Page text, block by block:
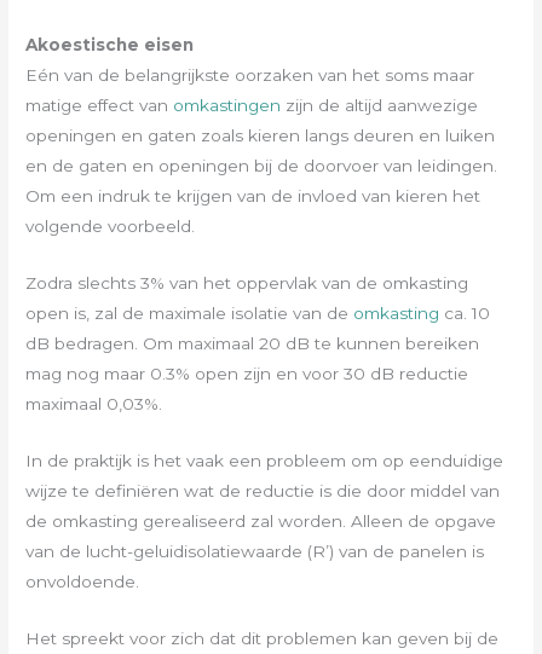
Akoestische eisen
Eén van de belangrijkste oorzaken van het soms maar
matige effect van omkastingen zijn de altijd aanwezige
openingen en gaten zoals kieren langs deuren en luiken
en de gaten en openingen bij de doorvoer van leidingen.
Om een indruk te krijgen van de invloed van kieren het
volgende voorbeeld.
Zodra slechts 3% van het oppervlak van de omkasting
open is, zal de maximale isolatie van de omkasting ca. 10
dB bedragen. Om maximaal 20 dB te kunnen bereiken
mag nog maar 0.3% open zijn en voor 30 dB reductie
maximaal 0,03%.
In de praktijk is het vaak een probleem om op eenduidige
wijze te definiëren wat de reductie is die door middel van
de omkasting gerealiseerd zal worden. Alleen de opgave
van de lucht-geluidisolatiewaarde (R’) van de panelen is
onvoldoende.
Het spreekt voor zich dat dit problemen kan geven bij de